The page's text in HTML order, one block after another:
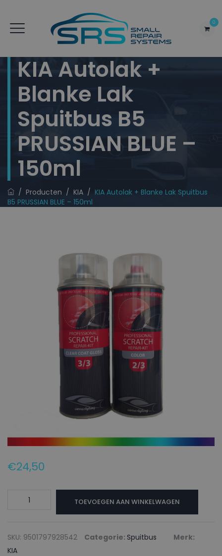
0
KIA Autolak +
Blanke Lak
Spuitbus B5
PRUSSIAN BLUE –
150ml
/ Producten / KIA / KIA Autolak + Blanke Lak Spuitbus
B5 PRUSSIAN BLUE – 150ml
€24,50
Blanke
lak
TOEVOEGEN AAN WINKELWAGEN
SKU: 9501797928542 Categorie: Spuitbus
Merk:
KIA